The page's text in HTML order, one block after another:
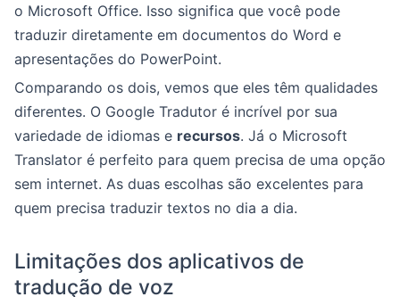
o Microsoft Office. Isso significa que você pode
traduzir diretamente em documentos do Word e
apresentações do PowerPoint.
Comparando os dois, vemos que eles têm qualidades
diferentes. O Google Tradutor é incrível por sua
variedade de idiomas e recursos. Já o Microsoft
Translator é perfeito para quem precisa de uma opção
sem internet. As duas escolhas são excelentes para
quem precisa traduzir textos no dia a dia.
Limitações dos aplicativos de
tradução de voz